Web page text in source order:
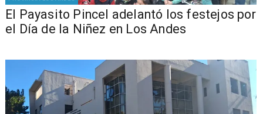
El Payasito Pincel adelantó los festejos por
el Día de la Niñez en Los Andes